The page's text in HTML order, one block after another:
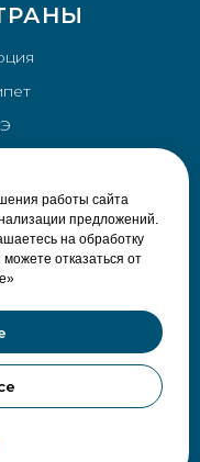
работы сайта
предложений.
на обработку
отказаться от